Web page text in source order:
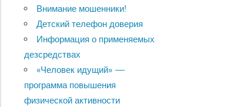
Внимание мошенники!
Детский телефон доверия
Информация о применяемых
дезсредствах
«Человек идущий» —
программа повышения
физической активности